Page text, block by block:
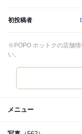
初投稿者
※POPO ホットクの店舗
い。
メニュー